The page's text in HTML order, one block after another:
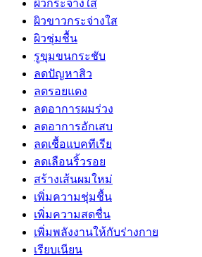
ผิวกระจ่างใส
ผิวขาวกระจ่างใส
ผิวชุ่มชื้น
รูขุมขนกระชับ
ลดปัญหาสิว
ลดรอยแดง
ลดอาการผมร่วง
ลดอาการอักเสบ
ลดเชื้อแบคทีเรีย
ลดเลือนริ้วรอย
สร้างเส้นผมใหม่
เพิ่มความชุ่มชื้น
เพิ่มความสดชื่น
เพิ่มพลังงานให้กับร่างกาย
เรียบเนียน